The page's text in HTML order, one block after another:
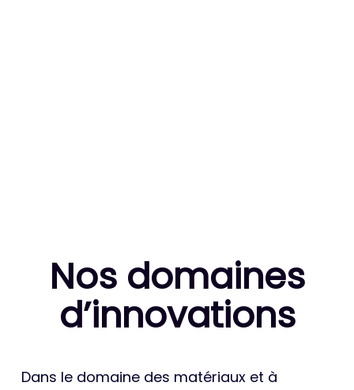
Nos domaines
d’innovations
Dans le domaine des matériaux et à